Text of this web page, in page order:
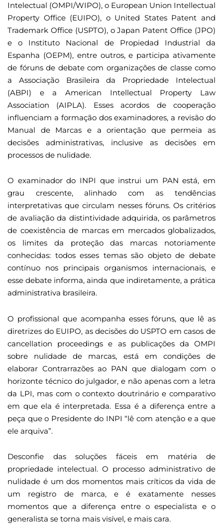
Intelectual (OMPI/WIPO), o European Union Intellectual
Property Office (EUIPO), o United States Patent and
Trademark Office (USPTO), o Japan Patent Office (JPO)
e o Instituto Nacional de Propiedad Industrial da
Espanha (OEPM), entre outros, e participa ativamente
de fóruns de debate com organizações de classe como
a Associação Brasileira da Propriedade Intelectual
(ABPI) e a American Intellectual Property Law
Association (AIPLA). Esses acordos de cooperação
influenciam a formação dos examinadores, a revisão do
Manual de Marcas e a orientação que permeia as
decisões administrativas, inclusive as decisões em
processos de nulidade.
O examinador do INPI que instrui um PAN está, em
grau crescente, alinhado com as tendências
interpretativas que circulam nesses fóruns. Os critérios
de avaliação da distintividade adquirida, os parâmetros
de coexistência de marcas em mercados globalizados,
os limites da proteção das marcas notoriamente
conhecidas: todos esses temas são objeto de debate
contínuo nos principais organismos internacionais, e
esse debate informa, ainda que indiretamente, a prática
administrativa brasileira.
O profissional que acompanha esses fóruns, que lê as
diretrizes do EUIPO, as decisões do USPTO em casos de
cancellation proceedings e as publicações da OMPI
sobre nulidade de marcas, está em condições de
elaborar Contrarrazões ao PAN que dialogam com o
horizonte técnico do julgador, e não apenas com a letra
da LPI, mas com o contexto doutrinário e comparativo
em que ela é interpretada. Essa é a diferença entre a
peça que o Presidente do INPI “lê com atenção e a que
ele arquiva”.
Desconfie das soluções fáceis em matéria de
propriedade intelectual. O processo administrativo de
nulidade é um dos momentos mais críticos da vida de
um registro de marca, e é exatamente nesses
momentos que a diferença entre o especialista e o
generalista se torna mais visível, e mais cara.